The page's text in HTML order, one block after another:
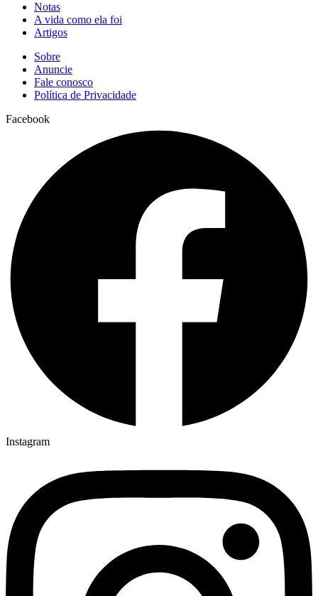
Notas
A vida como ela foi
Artigos
Sobre
Anuncie
Fale conosco
Política de Privacidade
Facebook
Instagram